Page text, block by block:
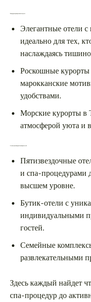
Топ курортов для идеального отдыха
Элегантные отели
идеально для тех,
наслаждаясь
Роскошные
марокканские
удобствами.
Морские курорты в
атмосферой уюта и
Отели с лучшими удобствами для гостей
Пятизвездочные
и спа-процедурами
высшем уровне.
Бутик-отели с
индивидуальными
гостей.
Семейные
развлекательными
Здесь каждый найдет
спа-процедур до